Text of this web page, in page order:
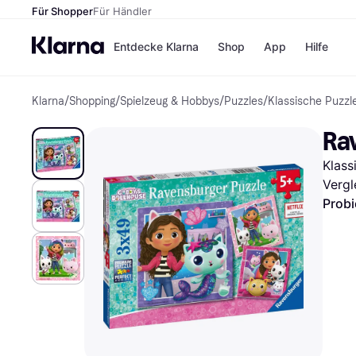
Für ShopperFür Händler
Entdecke Klarna
Zahlungsmethoden
Teilzahlungen
Bezahle in bis zu 30
Tagen
Ratenzahlung
Shop
Shops
H&M
Temu
Alle Shops
App Hilfe
Klarna/Shopping/Spielzeug & Hobbys/Puzzles/Klassische